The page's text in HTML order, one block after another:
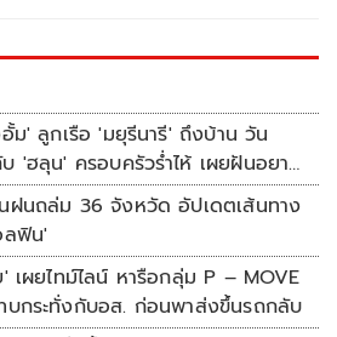
กเรือ 'มยุรีนารี' ถึงบ้าน วัน
'ฮลุน' ครอบครัวร่ำไห้ เผยฝันอยาก
อ
ฝนถล่ม 36 จังหวัด อัปเดตเส้นทาง
ฟิน'
เผยไทม์ไลน์ หารือกลุ่ม P – MOVE
บกระทั่งกับอส. ก่อนพาส่งขึ้นรถกลับ